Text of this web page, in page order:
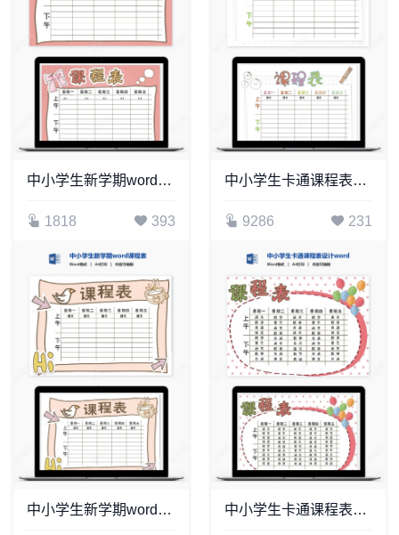
中小学生新学期word课程表(3)
1818 393
中小学生卡通课程表设计word课程表模板(8)
9286 231
中小学生新学期word课程表(2) 中小学生卡通课程表设计word课程表模板(7)